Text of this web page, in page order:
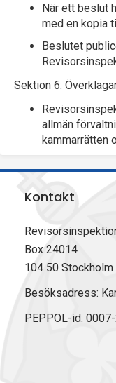
När ett beslut
med en kopia
Beslutet
Sektion 6:
allmän
kammarrätten
Kontakt
Box 24014
104 50 Stockholm
Besöksadress:
PEPPOL-id: